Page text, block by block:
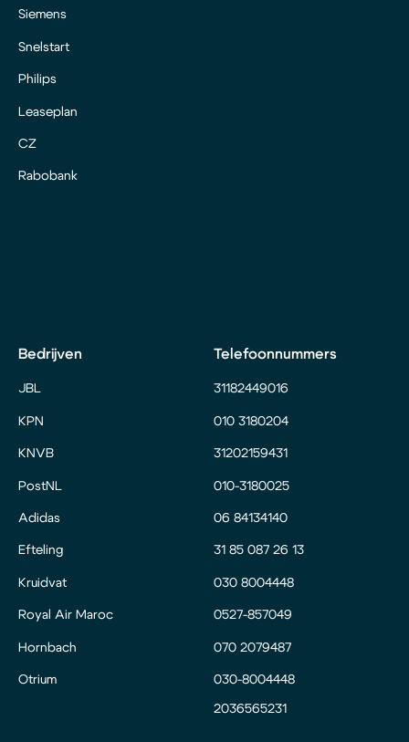
Siemens
Snelstart
Philips
Leaseplan
CZ
Rabobank
Bedrijven
JBL
KPN
KNVB
PostNL
Adidas
Efteling
Kruidvat
Royal Air Maroc
Hornbach
Otrium
Telefoonnummers
31182449016
010 3180204
31202159431
010-3180025
06 84134140
31 85 087 26 13
030 8004448
0527-857049
070 2079487
030-8004448
2036565231